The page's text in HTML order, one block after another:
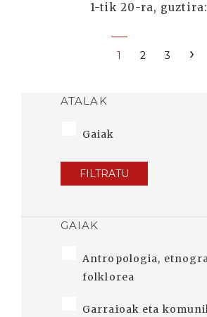
1-tik 20-ra,
1 2 3 ›
ATALAK
Gaiak
FILTRATU
GAIAK
Antropologia,
folklorea
Garraioak eta